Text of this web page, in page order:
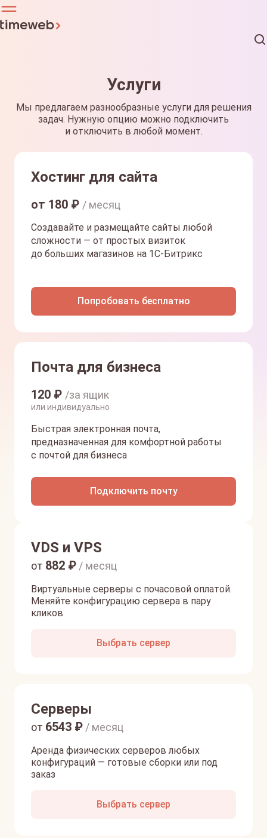
Услуги
Мы предлагаем разнообразные услуги для решения
задач. Нужную опцию можно подключить
и отключить в любой момент.
Хостинг для сайта
от 180 ₽ / месяц
Создавайте и размещайте сайты любой
сложности — от простых визиток
до больших магазинов на 1С-Битрикс
Попробовать бесплатно
Почта для бизнеса
120 ₽ /за ящик
или индивидуально
Быстрая электронная почта,
предназначенная для комфортной работы
с почтой для бизнеса
Подключить почту
VDS и VPS
Виртуальные серверы с почасовой оплатой.
Меняйте конфигурацию сервера в пару
кликов
от 882 ₽ / месяц
Выбрать сервер
Серверы
Аренда физических серверов любых
конфигураций — готовые сборки или под
заказ
от 6543 ₽ / месяц
Выбрать сервер